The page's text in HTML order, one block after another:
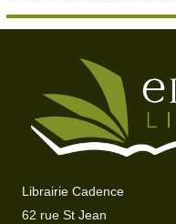
Librairie Cadence
62 rue St Jean